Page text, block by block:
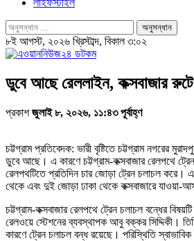
লাইফস্টাইল
৮ই আগস্ট, ২০২৬ খ্রিস্টাব্দ, বিকাল ৩:০২
ডুবে আছে রেললাইন, কক্সবাজার
প্রকাশজুলাই ৮, ২০২৬, ১১:৪৩ পূর্বাহ্ণ
চট্টগ্রাম প্রতিবেদক: ভারী বৃষ্টিতে চট্টগ্রাম নগরের
ডুবে আছে। এ কারণে চট্টগ্রাম-কক্সবাজার রেলপথে
রেলপথটিতে প্রতিদিন চার জোড়া ট্রেন চলাচল করে।
থেকে এবং দুই জোড়া ঢাকা থেকে কক্সবাজারে যাওয়া-
চট্টগ্রাম-কক্সবাজার রেলপথে ট্রেন চলাচল বন্ধের
রেলওয়ে স্টেশনের ব্যবস্থাপক আবু বক্কর সিদ্দিকী।
কারণে ট্রেন চলাচল বন্ধ রয়েছে। পরিস্থিতি